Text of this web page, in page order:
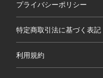
プライバシーポリシー
特定商取引法に基づく表記
利用規約